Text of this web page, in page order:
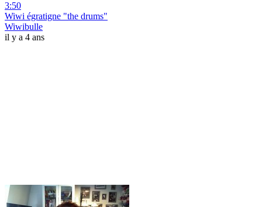
3:50
Wiwi égratigne "the drums"
Wiwibulle
il y a 4 ans